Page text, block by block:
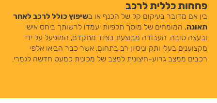
פחחות כללית לרכב
בין אם מדובר בעיקום קל של הכנף או בשיפוץ כולל לרכב לאחר
תאונה, המומחים של מוסך תלפיות יעמדו לרשותך ביחס אישי
ובעצה טובה. העבודה מבוצעת בציוד מתקדם, המופעל על ידי
מקצוענים בעלי ותק וניסיון רב בתחום, אשר כבר הביאו אלפי
רכבים ממצב גרוע-חיצונית למצב של מכונית כמעט חדשה לגמרי.